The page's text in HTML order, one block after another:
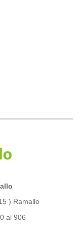
) Ramallo
al 906